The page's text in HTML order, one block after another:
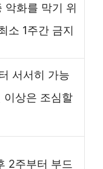
악화를 막기 위
소 1주간 금지
서서히 가능
이상은 조심할
2주부터 부드